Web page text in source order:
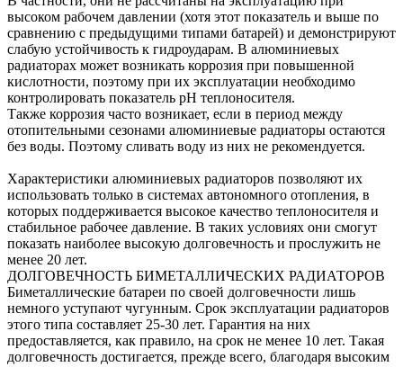
высоком рабочем давлении (хотя этот показатель и выше по
сравнению с предыдущими типами батарей) и демонстрируют
слабую устойчивость к гидроударам. В алюминиевых
радиаторах может возникать коррозия при повышенной
кислотности, поэтому при их эксплуатации необходимо
контролировать показатель pH теплоносителя.
Также коррозия часто возникает, если в период между
отопительными сезонами алюминиевые радиаторы остаются
без воды. Поэтому сливать воду из них не рекомендуется.
Характеристики алюминиевых радиаторов позволяют их
использовать только в системах автономного отопления, в
которых поддерживается высокое качество теплоносителя и
стабильное рабочее давление. В таких условиях они смогут
показать наиболее высокую долговечность и прослужить не
менее 20 лет.
ДОЛГОВЕЧНОСТЬ БИМЕТАЛЛИЧЕСКИХ РАДИАТОРОВ
Биметаллические батареи по своей долговечности лишь
немного уступают чугунным. Срок эксплуатации радиаторов
этого типа составляет 25-30 лет. Гарантия на них
предоставляется, как правило, на срок не менее 10 лет. Такая
долговечность достигается, прежде всего, благодаря высоким